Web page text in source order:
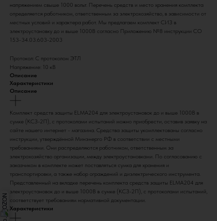
напряжением свыше 1000 вольт. Перечень средств и место хранения комплекта
определяется работником, ответственным за электрохозяйство, в зависимости от
местных условий и характера работ. Мы предлагаем комплект СИЗ в
электроустановку до и выше 1000В согласно Приложению №8 инструкции СО
153-34.03.603-2003
Протокол: С протоколом ЭТЛ
Напряжение: 10 кВ
Описание
Характеристики
Описание
Комплект средств защиты ELMA204 для электроустановок до и выше 1000В в
сумке (КСЗ-2П), с протоколами испытаний можно приобрести, оставив заявку на
сайте нашего интернет - магазина. Средства защиты укомплектованы согласно
инструкции, утверждённой Минэнерго РФ в соответствии с местными
требованиями. Они распределяются работником, ответственным за
электрохозяйство организации, между электроустановками. По согласованию с
заказчиком в комплекте может поставляться сумка для хранения и
транспортировки, а также набор ограждений и диэлектрического инструмента.
Представленный на вкладке перечень комплекта средств защиты ELMA204 для
электроустановок до и выше 1000В в сумке (КСЗ-2П), с протоколами испытаний,
соответствует требованиям нормативной документации.
Характеристики